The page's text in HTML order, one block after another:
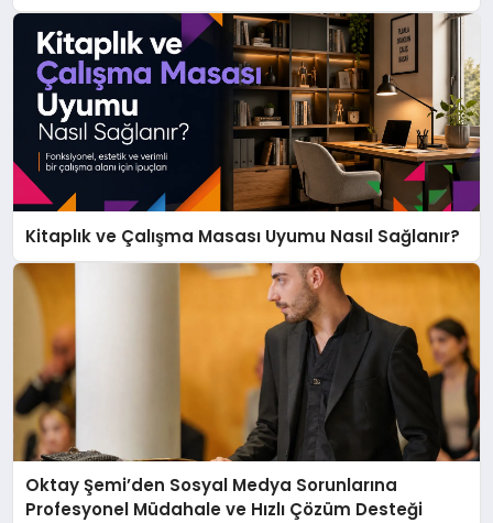
Kitaplık ve Çalışma Masası Uyumu Nasıl Sağlanır?
Oktay Şemi’den Sosyal Medya Sorunlarına
Profesyonel Müdahale ve Hızlı Çözüm Desteği